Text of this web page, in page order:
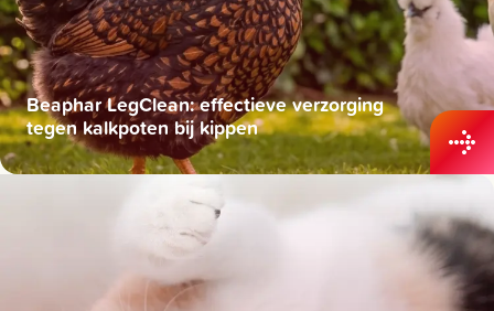
Beaphar LegClean: effectieve verzorging
tegen kalkpoten bij kippen